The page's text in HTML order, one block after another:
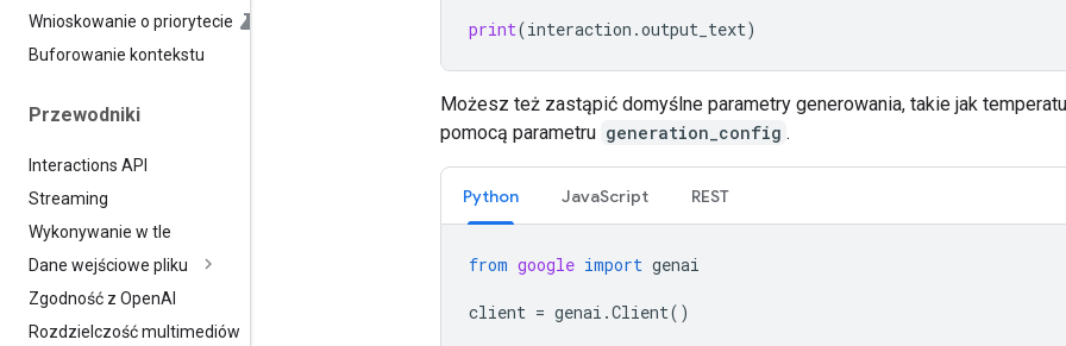
Wnioskowanie o priorytecie
Buforowanie kontekstu
Przewodniki
Interactions API
Streaming
Wykonywanie w tle
Dane wejściowe pliku
Zgodność z OpenAI
Rozdzielczość multimediów
print(interaction .output_text)
Możesz też zastąpić domyślne parametry generowania, takie jak
pomocą parametru generation_config .
Python JavaScript REST
from google import genai
client = genai .Client()